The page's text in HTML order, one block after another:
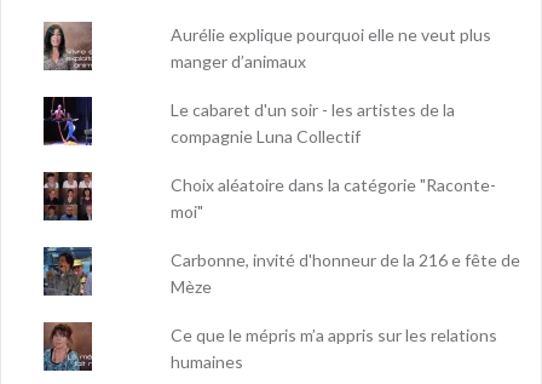
Aurélie explique pourquoi elle ne veut plus
manger d’animaux
Le cabaret d'un soir - les artistes de la
compagnie Luna Collectif
Choix aléatoire dans la catégorie "Raconte-
moi"
Carbonne, invité d'honneur de la 216 e fête de
Mèze
Ce que le mépris m’a appris sur les relations
humaines